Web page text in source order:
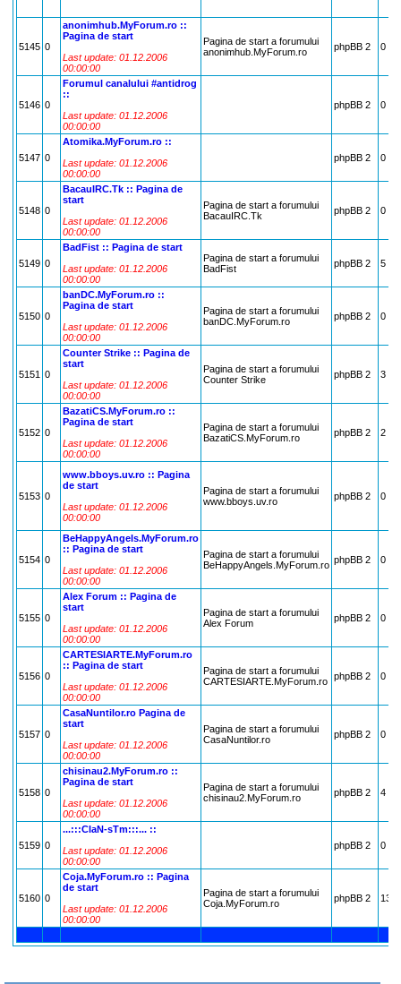
5145 0
anonimhub.MyForum.ro ::
Pagina de start
Last update: 01.12.2006
00:00:00
Pagina de start a forumului
anonimhub.MyForum.ro
phpBB 2 0
5146 0
Forumul canalului #antidrog
::
Last update: 01.12.2006
00:00:00
phpBB 2 0
5147 0
Atomika.MyForum.ro ::
Last update: 01.12.2006
00:00:00
phpBB 2 0
5148 0
BacauIRC.Tk :: Pagina de
start
Last update: 01.12.2006
00:00:00
Pagina de start a forumului
BacauIRC.Tk
phpBB 2 0
5149 0
BadFist :: Pagina de start
Last update: 01.12.2006
00:00:00
Pagina de start a forumului
BadFist
phpBB 2 5
5150 0
banDC.MyForum.ro ::
Pagina de start
Last update: 01.12.2006
00:00:00
Pagina de start a forumului
banDC.MyForum.ro
phpBB 2 0
5151 0
Counter Strike :: Pagina de
start
Last update: 01.12.2006
00:00:00
Pagina de start a forumului
Counter Strike
phpBB 2 3
5152 0
BazatiCS.MyForum.ro ::
Pagina de start
Last update: 01.12.2006
00:00:00
Pagina de start a forumului
BazatiCS.MyForum.ro
phpBB 2 2
5153 0
www.bboys.uv.ro :: Pagina
de start
Last update: 01.12.2006
00:00:00
Pagina de start a forumului
www.bboys.uv.ro
phpBB 2 0
5154 0
BeHappyAngels.MyForum.ro
:: Pagina de start
Last update: 01.12.2006
00:00:00
Pagina de start a forumului
BeHappyAngels.MyForum.ro phpBB 2 0
5155 0
Alex Forum :: Pagina de
start
Last update: 01.12.2006
00:00:00
Pagina de start a forumului
Alex Forum
phpBB 2 0
5156 0
CARTESIARTE.MyForum.ro
:: Pagina de start
Last update: 01.12.2006
00:00:00
Pagina de start a forumului
CARTESIARTE.MyForum.ro
phpBB 2 0
5157 0
CasaNuntilor.ro Pagina de
start
Last update: 01.12.2006
00:00:00
Pagina de start a forumului
CasaNuntilor.ro
phpBB 2 0
5158 0
chisinau2.MyForum.ro ::
Pagina de start
Last update: 01.12.2006
00:00:00
Pagina de start a forumului
chisinau2.MyForum.ro
phpBB 2 4
5159 0
...:::ClaN-sTm:::... ::
Last update: 01.12.2006
00:00:00
phpBB 2 0
5160 0
Coja.MyForum.ro :: Pagina
de start
Last update: 01.12.2006
00:00:00
Pagina de start a forumului
Coja.MyForum.ro
phpBB 2 13